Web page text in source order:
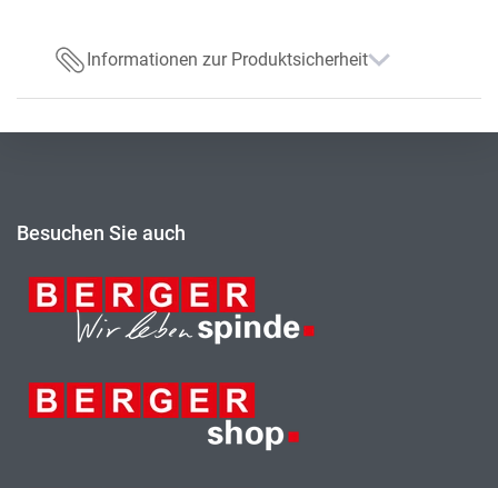
Informationen zur Produktsicherheit
Besuchen Sie auch